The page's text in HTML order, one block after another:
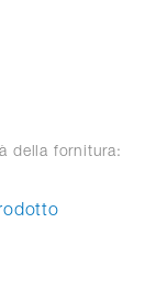
della fornitura: